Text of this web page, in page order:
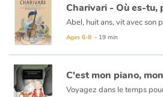
Charivari - Où es-tu,
Ages 6-8 - 19 min
C'est mon piano,